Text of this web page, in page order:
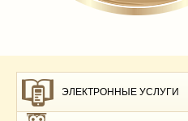
ЭЛЕКТРОННЫЕ УСЛУГИ